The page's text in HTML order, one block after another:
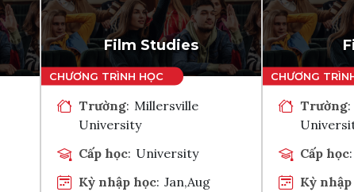
Tham vấn Interlink
Film Studies
Trường: Millersville
University
Cấp học: University
Kỳ nhập học: Jan,Aug
Trường:
Cấp học:
Kỳ